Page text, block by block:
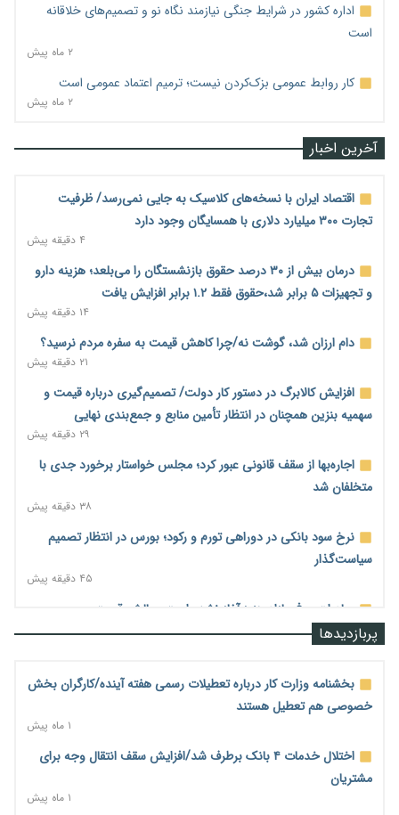
اداره کشور در شرایط جنگی نیازمند نگاه نو و تصمیم‌های خلاقانه
است
۲ ماه پیش
کار روابط عمومی بزک‌کردن نیست؛ ترمیم اعتماد عمومی است
۲ ماه پیش
آخرین اخبار
اقتصاد ایران با نسخه‌های کلاسیک به جایی نمی‌رسد/ ظرفیت
تجارت ۳۰۰ میلیارد دلاری با همسایگان وجود دارد
۴ دقیقه پیش
درمان بیش از ۳۰ درصد حقوق بازنشستگان را می‌بلعد؛ هزینه دارو
و تجهیزات ۵ برابر شد،حقوق فقط ۱.۲ برابر افزایش یافت
۱۴ دقیقه پیش
دام ارزان شد، گوشت نه/چرا کاهش قیمت به سفره مردم نرسید؟
۲۱ دقیقه پیش
افزایش کالابرگ در دستور کار دولت/ تصمیم‌گیری درباره قیمت و
سهمیه بنزین همچنان در انتظار تأمین منابع و جمع‌بندی نهایی
۲۹ دقیقه پیش
اجاره‌بها از سقف قانونی عبور کرد؛ مجلس خواستار برخورد جدی با
متخلفان شد
۳۸ دقیقه پیش
نرخ سود بانکی در دوراهی تورم و رکود؛ بورس در انتظار تصمیم
سیاست‌گذار
۴۵ دقیقه پیش
صادرات مرغ مازاد هنوز آغاز نشده است؛ چالش قیمت و
سیاست‌های ناپایدار در بازار جهانی
شیر صنعتی چگونه تولید می‌شود؟ پاسخ مدیر کل استاندارد به
شایعات فضای مجازی
نسخه قطعه‌سازان برای سایپا؛ خروج دولت از مدیریت پیش از
واگذاری
پربازدیدها
بخشنامه وزارت کار درباره تعطیلات رسمی هفته آینده/کارگران بخش
خصوصی هم تعطیل هستند
۱ ماه پیش
اختلال خدمات ۴ بانک برطرف شد/افزایش سقف انتقال وجه برای
مشتریان
۱ ماه پیش